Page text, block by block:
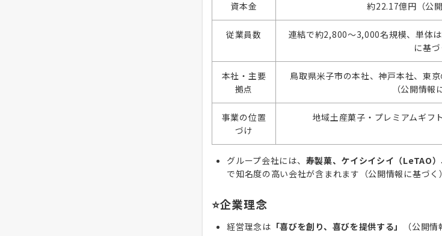
資本金 約22.17億円（公
従業員数
連結で約2,800～3,000名規模、単体
に基づ
本社・主要
拠点
鳥取県米子市の本社、神戸本社、東
（公開情報
事業の位置
づけ
地域土産菓子・プレミアムギフ
グループ会社には、 寿製菓、ケイシイシイ（LeTAO
で知名度の高い会社が含まれます（公開情報に基づく
⭐企業理念
経営理念は 「喜びを創り、喜びを提供する」
（公開